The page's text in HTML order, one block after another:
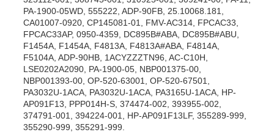
PA-1900-05WD, 555222, ADP-90FB, 25.10068.181,
CA01007-0920, CP145081-01, FMV-AC314, FPCAC33,
FPCAC33AP, 0950-4359, DC895B#ABA, DC895B#ABU,
F1454A, F1454A, F4813A, F4813A#ABA, F4814A,
F5104A, ADP-90HB, 1ACYZZZTN96, AC-C10H,
LSE0202A2090, PA-1900-05, NBP001375-00,
NBP001393-00, OP-520-63001, OP-520-67501,
PA3032U-1ACA, PA3032U-1ACA, PA3165U-1ACA, HP-
AP091F13, PPP014H-S, 374474-002, 393955-002,
374791-001, 394224-001, HP-AP091F13LF, 355289-999,
355290-999, 355291-999.